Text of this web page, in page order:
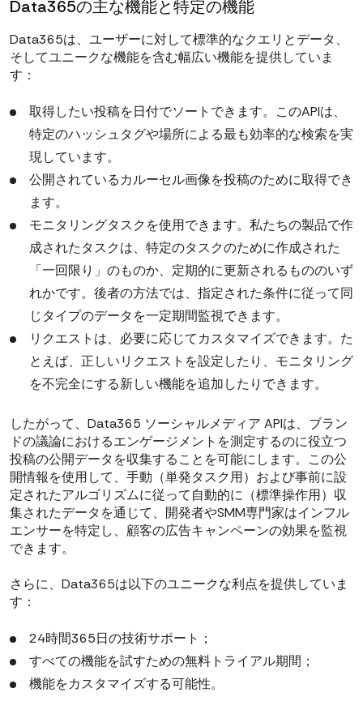
Data365の主な機能と特定の機能
Data365は、ユーザーに対して標準的なクエリとデータ、
そしてユニークな機能を含む幅広い機能を提供していま
す：
取得したい投稿を日付でソートできます。このAPIは、
特定のハッシュタグや場所による最も効率的な検索を実
現しています。
公開されているカルーセル画像を投稿のために取得でき
ます。
モニタリングタスクを使用できます。私たちの製品で作
成されたタスクは、特定のタスクのために作成された
「一回限り」のものか、定期的に更新されるもののいず
れかです。後者の方法では、指定された条件に従って同
じタイプのデータを一定期間監視できます。
リクエストは、必要に応じてカスタマイズできます。た
とえば、正しいリクエストを設定したり、モニタリング
を不完全にする新しい機能を追加したりできます。
したがって、Data365 ソーシャルメディア APIは、ブラン
ドの議論におけるエンゲージメントを測定するのに役立つ
投稿の公開データを収集することを可能にします。この公
開情報を使用して、手動（単発タスク用）および事前に設
定されたアルゴリズムに従って自動的に（標準操作用）収
集されたデータを通じて、開発者やSMM専門家はインフル
エンサーを特定し、顧客の広告キャンペーンの効果を監視
できます。
さらに、Data365は以下のユニークな利点を提供していま
す：
24時間365日の技術サポート；
すべての機能を試すための無料トライアル期間；
機能をカスタマイズする可能性。